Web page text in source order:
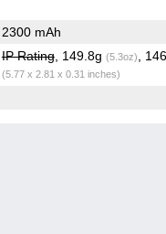
2300 mAh
IP Rating, 149.8g (5.3oz) ,
(5.77 x 2.81 x 0.31 inches)